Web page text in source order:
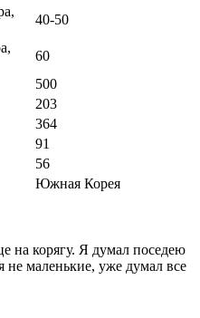
40-50
60
500
203
364
91
56
Южная Корея
на корягу. Я думал поседею
не маленькие, уже думал все